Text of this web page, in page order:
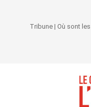
Tribune | Où sont